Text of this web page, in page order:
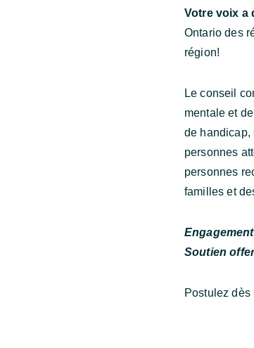
Votre voix a
Ontario des
région!
Le conseil
mentale et
de handicap,
personnes
personnes
familles et
Soutien
Postulez